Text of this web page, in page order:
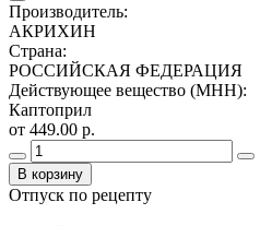
Производитель:
АКРИХИН
Страна:
РОССИЙСКАЯ ФЕДЕРАЦИЯ
Действующее вещество (МНН):
Каптоприл
от 449.00 р.
В корзину
Отпуск по рецепту